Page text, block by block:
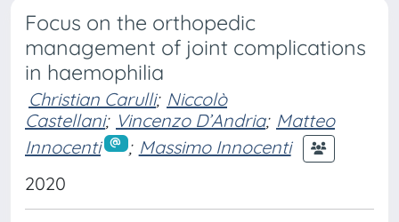
Focus on the orthopedic
management of joint complications
in haemophilia
Christian Carulli; Niccolò
Castellani; Vincenzo D’Andria; Matteo
Innocenti
; Massimo Innocenti
2020